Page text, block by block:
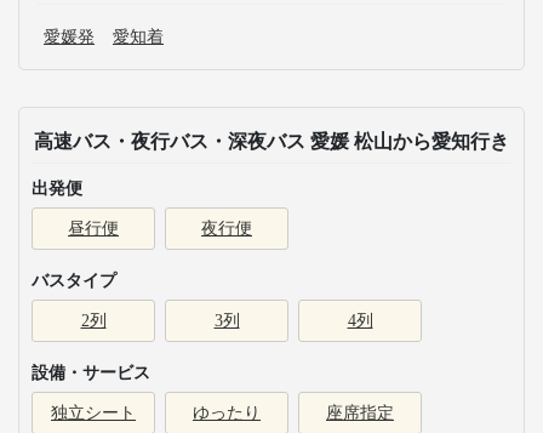
愛媛発 愛知着
高速バス・夜行バス・深夜バス 愛媛 松山から愛知行き
出発便
昼行便 夜行便
バスタイプ
2列 3列 4列
設備・サービス
独立シート ゆったり 座席指定